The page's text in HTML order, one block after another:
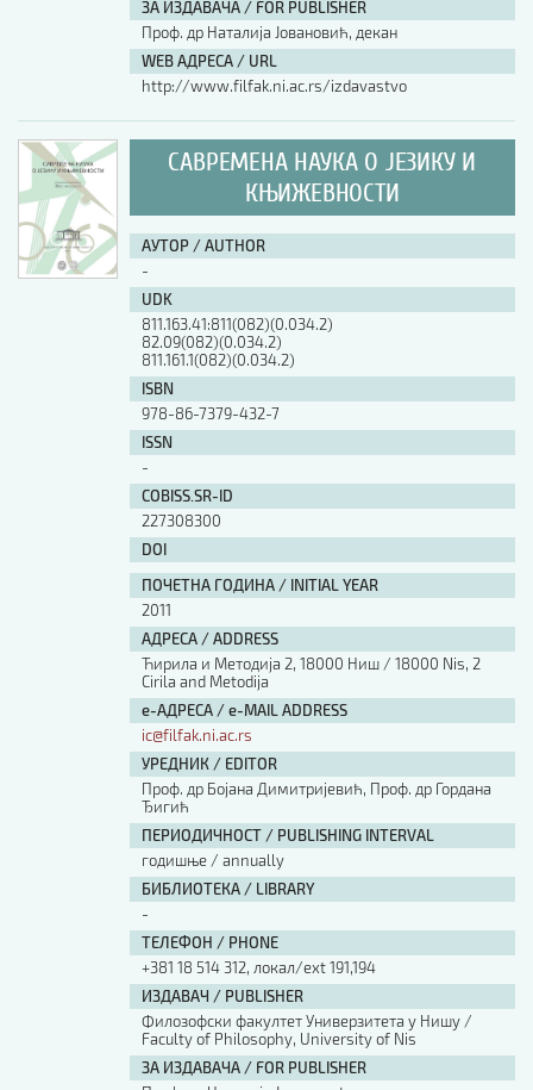
ЗА ИЗДАВАЧА / FOR PUBLISHER
Проф. др Наталија Јовановић, декан
WEB АДРЕСА / URL
http://www.filfak.ni.ac.rs/izdavastvo
САВРЕМЕНА НАУКА О ЈЕЗИКУ И
КЊИЖЕВНОСТИ
АУТОР / AUTHOR
-
UDK
811.163.41:811(082)(0.034.2)
82.09(082)(0.034.2)
811.161.1(082)(0.034.2)
ISBN
978-86-7379-432-7
ISSN
-
COBISS.SR-ID
227308300
DOI
ПОЧЕТНА ГОДИНА / INITIAL YEAR
2011
АДРЕСА / ADDRESS
Ћирила и Методија 2, 18000 Ниш / 18000 Nis, 2
Cirila and Metodija
е-АДРЕСА / e-MAIL ADDRESS
ic@filfak.ni.ac.rs
УРЕДНИК / EDITOR
Проф. др Бојана Димитријевић, Проф. др Гордана
Ђигић
ПЕРИОДИЧНОСТ / PUBLISHING INTERVAL
годишње / annually
БИБЛИОТЕКА / LIBRARY
-
ТЕЛЕФОН / PHONE
+381 18 514 312, локал/ext 191,194
ИЗДАВАЧ / PUBLISHER
Филозофски факултет Универзитета у Нишу /
Faculty of Philosophy, University of Nis
ЗА ИЗДАВАЧА / FOR PUBLISHER